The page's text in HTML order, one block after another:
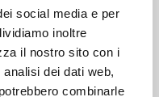
social media e per
inoltre
il nostro sito con i
dei dati web,
combinarle
serie